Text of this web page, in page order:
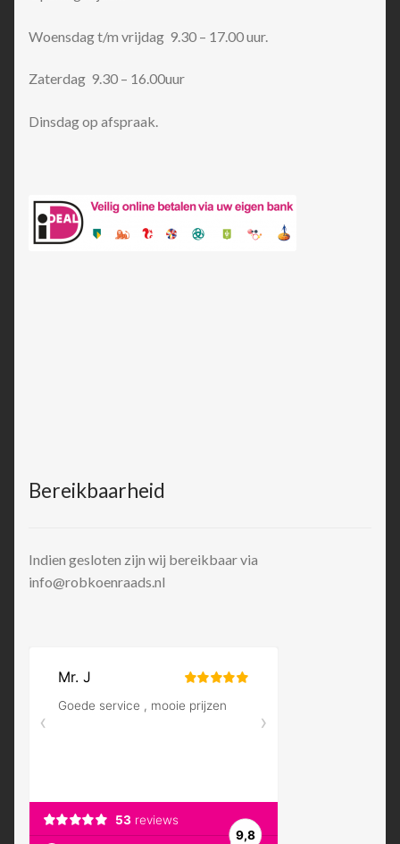
Woensdag t/m vrijdag 9.30 – 17.00 uur.
Zaterdag 9.30 – 16.00uur
Dinsdag op afspraak.
Bereikbaarheid
Indien gesloten zijn wij bereikbaar via
info@robkoenraads.nl